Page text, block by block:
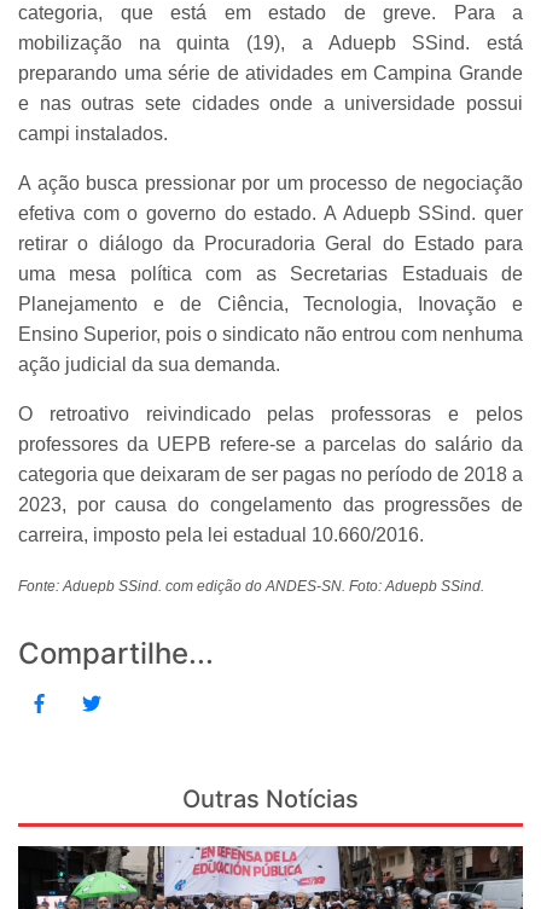
categoria, que está em estado de greve. Para a
mobilização na quinta (19), a Aduepb SSind. está
preparando uma série de atividades em Campina Grande
e nas outras sete cidades onde a universidade possui
campi instalados.
A ação busca pressionar por um processo de negociação
efetiva com o governo do estado. A Aduepb SSind. quer
retirar o diálogo da Procuradoria Geral do Estado para
uma mesa política com as Secretarias Estaduais de
Planejamento e de Ciência, Tecnologia, Inovação e
Ensino Superior, pois o sindicato não entrou com nenhuma
ação judicial da sua demanda.
O retroativo reivindicado pelas professoras e pelos
professores da UEPB refere-se a parcelas do salário da
categoria que deixaram de ser pagas no período de 2018 a
2023, por causa do congelamento das progressões de
carreira, imposto pela lei estadual 10.660/2016.
Fonte: Aduepb SSind. com edição do ANDES-SN. Foto: Aduepb SSind.
Compartilhe...
Outras Notícias